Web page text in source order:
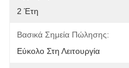
2 Έτη
Βασικά Σημεία Πώλησης:
Εύκολο Στη Λειτουργία